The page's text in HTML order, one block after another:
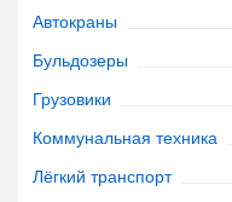
Автокраны
Бульдозеры
Грузовики
Коммунальная техника
Лёгкий транспорт